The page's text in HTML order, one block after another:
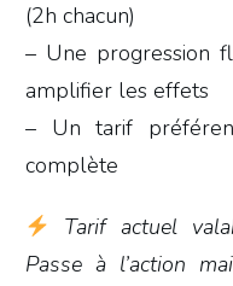
(2h chacun)
– Une progression
amplifier les effets
– Un tarif
complète
Tarif actuel
Passe à l’action